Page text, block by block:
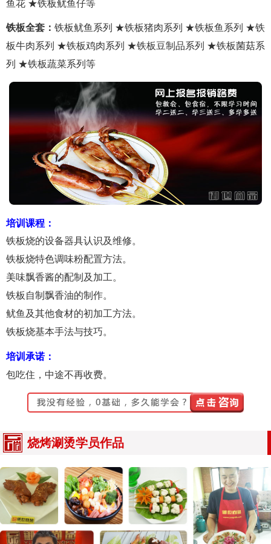
铁板全套： 铁板鱿鱼系列 ★铁板猪肉系列 ★铁板鱼系列 ★铁
板牛肉系列 ★铁板鸡肉系列 ★铁板豆制品系列 ★铁板菌菇系
列 ★铁板蔬菜系列等
培训课程：
铁板烧的设备器具认识及维修。
铁板烧特色调味粉配置方法。
美味飘香酱的配制及加工。
铁板自制飘香油的制作。
鱿鱼及其他食材的初加工方法。
铁板烧基本手法与技巧。
培训承诺：
包吃住，中途不再收费。
烧烤涮烫学员作品